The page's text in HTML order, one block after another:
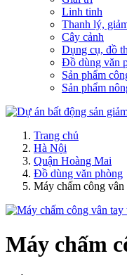
Linh tinh
Thanh lý,
Cây cảnh
Dụng cụ, đồ
Đồ dùng văn
Sản phẩm
Sản phẩm
Trang chủ
Hà Nội
Quận Hoàng Mai
Đồ dùng văn phòng
Máy chấm công
Máy chấm